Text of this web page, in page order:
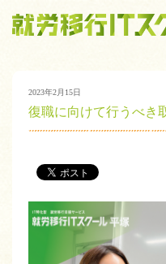
2023年2月15日
復職に向けて行うべ